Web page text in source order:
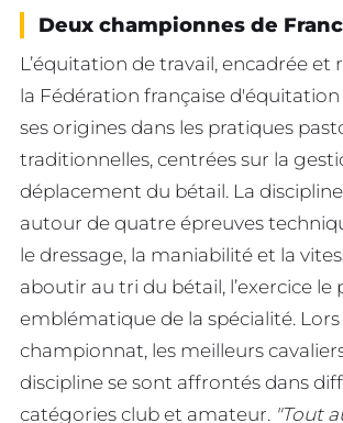
Deux championnes de
L’équitation de travail, encadrée et
la Fédération française d'équitation
ses origines dans les pratiques
traditionnelles, centrées sur la
déplacement du bétail. La
autour de quatre épreuves
le dressage, la maniabilité et la
aboutir au tri du bétail, l’exercice le
emblématique de la spécialité. Lors
championnat, les meilleurs
discipline se sont affrontés dans
catégories club et amateur. "Tout